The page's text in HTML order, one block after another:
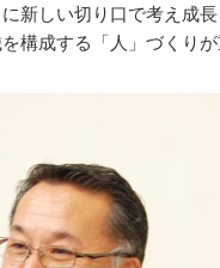
新しい切り口で考え成
構成する「人」づくりが